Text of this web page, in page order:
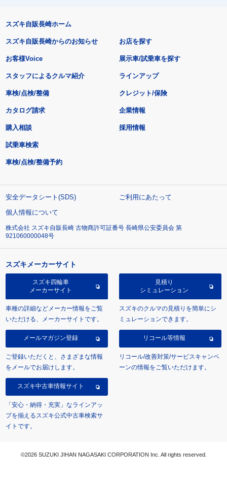
スズキ自販長崎ホーム
スズキ自販長崎からのお知らせ
お客様Voice
スタッフによるクルマ紹介
お店を探す
展示車/試乗車を探す
ラインアップ
車検/点検/整備 クレジット/保険
カタログ請求
購入相談
試乗車検索
車検/点検/整備予約
企業情報
採用情報
安全データシート(SDS)
ご利用にあたって
個人情報について
株式会社 スズキ自販長崎 古物商許可証番号 長崎県公安委員会 第
921060000048号
スズキメーカーサイト
スズキ四輪車
メーカーサイト
車種の詳細などメーカー情報をご覧
いただける、メーカーサイトです。
見積り
シミュレーション
スズキのクルマの見積りを簡単にシ
ミュレーションできます。
メールマガジン登録
ご登録いただくと、さまざまな情報
をメールでお届けします。
リコール等情報
リコール/改善対策/サービスキャンペ
ーンの情報をご覧いただけます。
スズキ中古車情報サイト
「安心・納得・充実」なラインアッ
プを揃えるスズキ公式中古車検索サ
イトです。
©2026 SUZUKI JIHAN NAGASAKI CORPORATION Inc. All rights reserved.